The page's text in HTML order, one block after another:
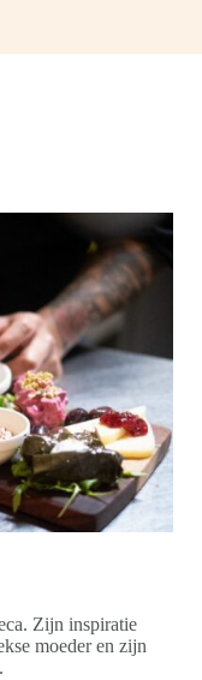
Zijn inspiratie
moeder en zijn